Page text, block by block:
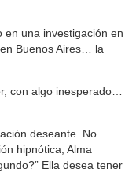
una investigación en
Buenos Aires… la
con algo inesperado…
deseante. No
hipnótica, Alma
Ella desea tener